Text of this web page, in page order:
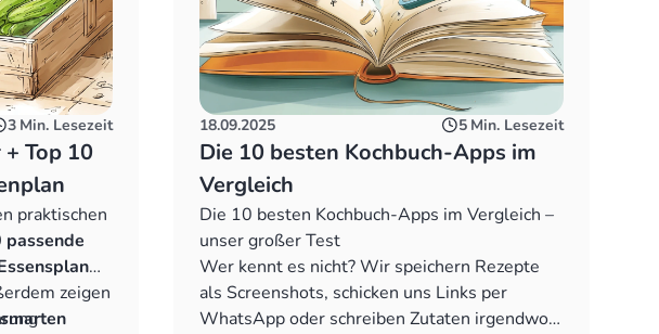
3 Min. Lesezeit
Top 10
praktischen
passende
zeigen
18.09.2025 5 Min. Lesezeit
Die 10 besten Kochbuch-Apps im
Vergleich
Die 10 besten Kochbuch-Apps im Vergleich –
unser großer Test
Wer kennt es nicht? Wir speichern Rezepte
als Screenshots, schicken uns Links per
WhatsApp oder schreiben Zutaten irgendwo